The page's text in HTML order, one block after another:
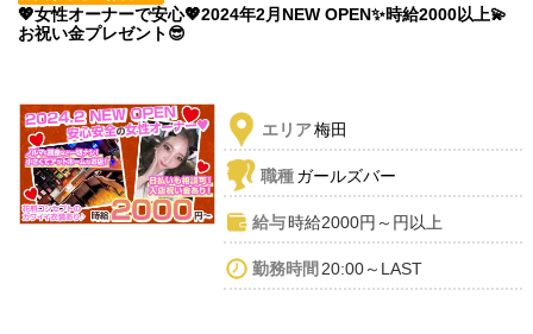
💖女性オーナーで安心💖2024年2月NEW OPEN✨時給2000以上💫
お祝い金プレゼント😎
エリア梅田
職種ガールズバー
給与時給2000円～円以上
勤務時間 20:00～LAST